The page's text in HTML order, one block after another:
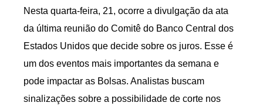
Nesta quarta-feira, 21, ocorre a divulgação da ata
da última reunião do Comitê do Banco Central dos
Estados Unidos que decide sobre os juros. Esse é
um dos eventos mais importantes da semana e
pode impactar as Bolsas. Analistas buscam
sinalizações sobre a possibilidade de corte nos